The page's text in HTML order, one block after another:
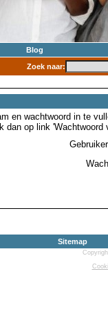
Blog
Zoek naar:
en wachtwoord in te
dan op link 'Wachtwoord
Sitemap